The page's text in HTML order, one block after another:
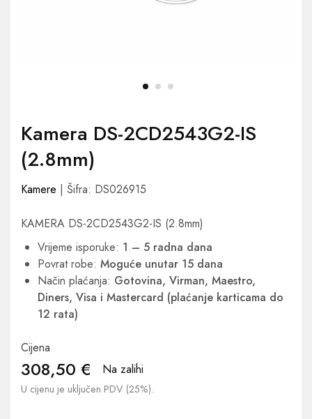
Kamera DS-2CD2543G2-IS
(2.8mm)
Kamere | Šifra: DS026915
KAMERA DS-2CD2543G2-IS (2.8mm)
Vrijeme isporuke: 1 – 5 radna dana
Povrat robe: Moguće unutar 15 dana
Način plaćanja: Gotovina, Virman, Maestro,
Diners, Visa i Mastercard (plaćanje karticama do
12 rata)
Cijena
308,50 € Na zalihi
U cijenu je uključen PDV (25%).